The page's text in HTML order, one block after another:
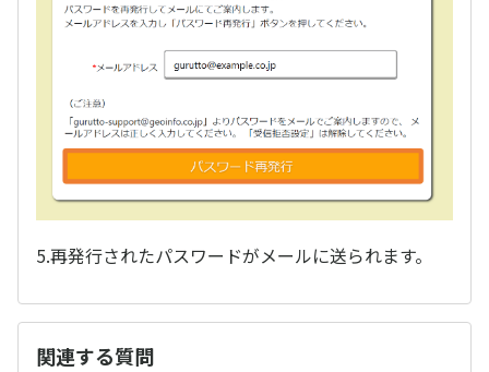
5.再発行されたパスワードがメールに送られます。
関連する質問